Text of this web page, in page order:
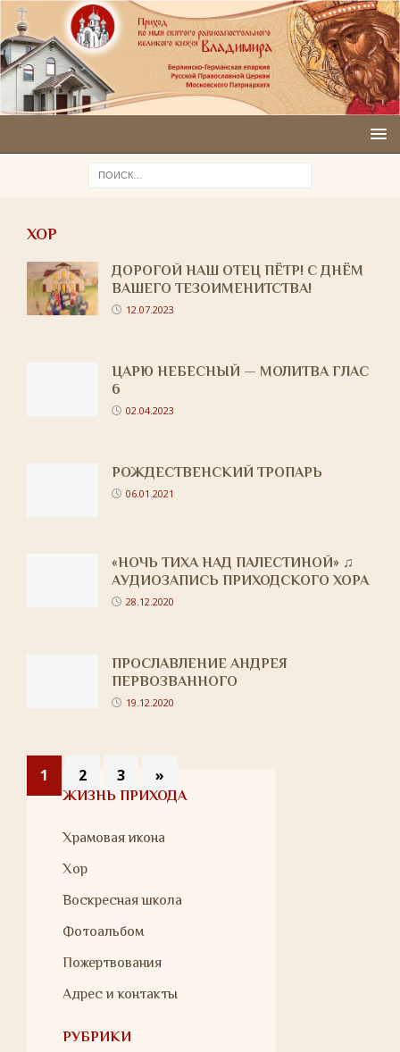
ХОР
ДОРОГОЙ НАШ ОТЕЦ ПЁТР! С ДНЁМ
ВАШЕГО ТЕЗОИМЕНИТСТВА!
12.07.2023
ЦАРЮ НЕБЕСНЫЙ — МОЛИТВА ГЛАС
6
02.04.2023
РОЖДЕСТВЕНСКИЙ ТРОПАРЬ
06.01.2021
«НОЧЬ ТИХА НАД ПАЛЕСТИНОЙ» ♫
АУДИОЗАПИСЬ ПРИХОДСКОГО ХОРА
28.12.2020
ПРОСЛАВЛЕНИЕ АНДРЕЯ
ПЕРВОЗВАННОГО
19.12.2020
1 2 3 »
ЖИЗНЬ ПРИХОДА
Храмовая икона
Хор
Воскресная школа
Фотоальбом
Пожертвования
Адрес и контакты
РУБРИКИ